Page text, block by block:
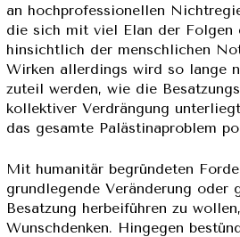
an hochprofessionellen
die sich mit viel Elan der Folgen
hinsichtlich der menschlichen
Wirken allerdings wird so lange
zuteil werden, wie die
kollektiver Verdrängung
das gesamte Palästinaproblem
Mit humanitär begründeten
grundlegende Veränderung oder
Besatzung herbeiführen zu
Wunschdenken. Hingegen